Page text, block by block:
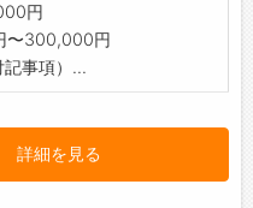
円
〜300,000円
記事項）...
詳細を見る